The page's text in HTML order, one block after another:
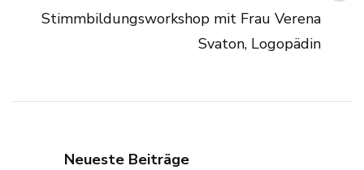
Stimmbildungsworkshop mit Frau Verena
Svaton, Logopädin
Neueste Beiträge